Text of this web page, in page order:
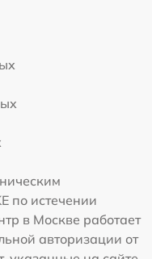
по истечении
в Москве работает
авторизации от